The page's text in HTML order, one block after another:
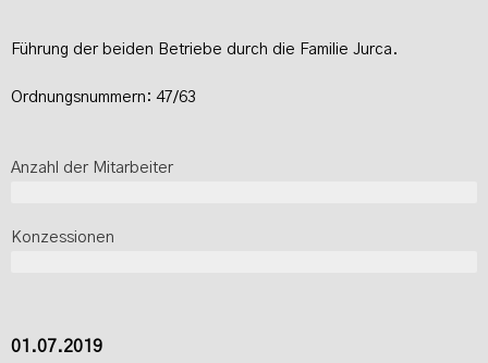
Führung der beiden Betriebe durch die Familie Jurca.
Ordnungsnummern: 47/63
Anzahl der Mitarbeiter
Konzessionen
01.07.2019